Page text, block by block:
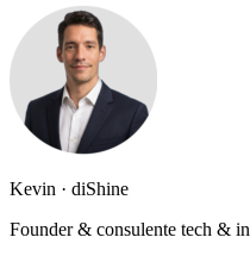
Kevin · diShine
Founder & consulente tech &